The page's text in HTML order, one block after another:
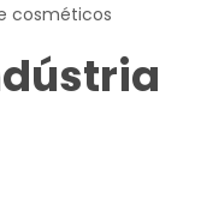
cosméticos